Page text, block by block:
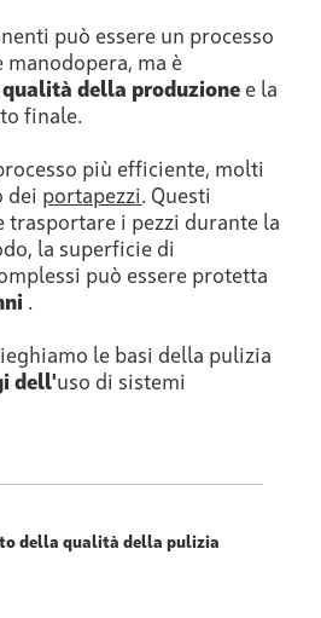
può essere un processo
manodopera, ma è
qualità della produzione e la
finale.
più efficiente, molti
dei portapezzi. Questi
trasportare i pezzi durante la
la superficie di
può essere protetta
.
le basi della pulizia
dell'uso di sistemi
della qualità della pulizia